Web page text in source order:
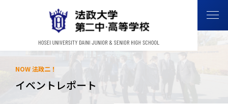
NOW 法政二！
イベントレポート